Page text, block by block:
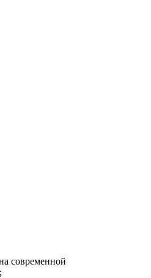
современной